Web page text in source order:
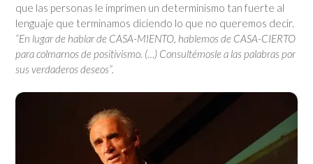
que las personas le imprimen un determinismo tan fuerte al
lenguaje que terminamos diciendo lo que no queremos decir.
“En lugar de hablar de CASA-MIENTO, hablemos de CASA-CIERTO
para colmarnos de positivismo. (…) Consultémosle a las palabras por
sus verdaderos deseos”.